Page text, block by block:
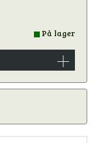
På lager